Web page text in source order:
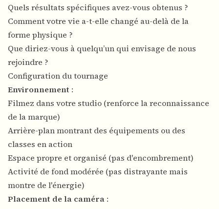
Quels résultats spécifiques avez-vous obtenus ?
Comment votre vie a-t-elle changé au-delà de la
forme physique ?
Que diriez-vous à quelqu’un qui envisage de nous
rejoindre ?
Configuration du tournage
Environnement :
Filmez dans votre studio (renforce la reconnaissance
de la marque)
Arrière-plan montrant des équipements ou des
classes en action
Espace propre et organisé (pas d'encombrement)
Activité de fond modérée (pas distrayante mais
montre de l'énergie)
Placement de la caméra :